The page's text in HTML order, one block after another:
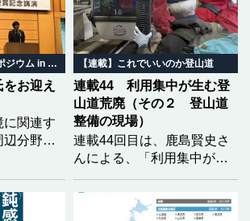
大きな揺らぎの中で、山と
いのちがどう繋がり、私た
ちの暮らしがどう変わって
いくのか。 地域の自然と暮
らしから、山の未来を共に
考えます。
国際山の日2026シンポジウム in みやぎ
お迎え
に関連す
辺分野で
京都大
科教
【連載】これでいいのか登山道
連載44 利用集中が生む登
山道荒廃（その２ 登山道
整備の現場）
連載44回目は、鹿島賢史さ
んによる、「利用集中が生
なります。福島県の安達太
良山を事例に、前回は登山